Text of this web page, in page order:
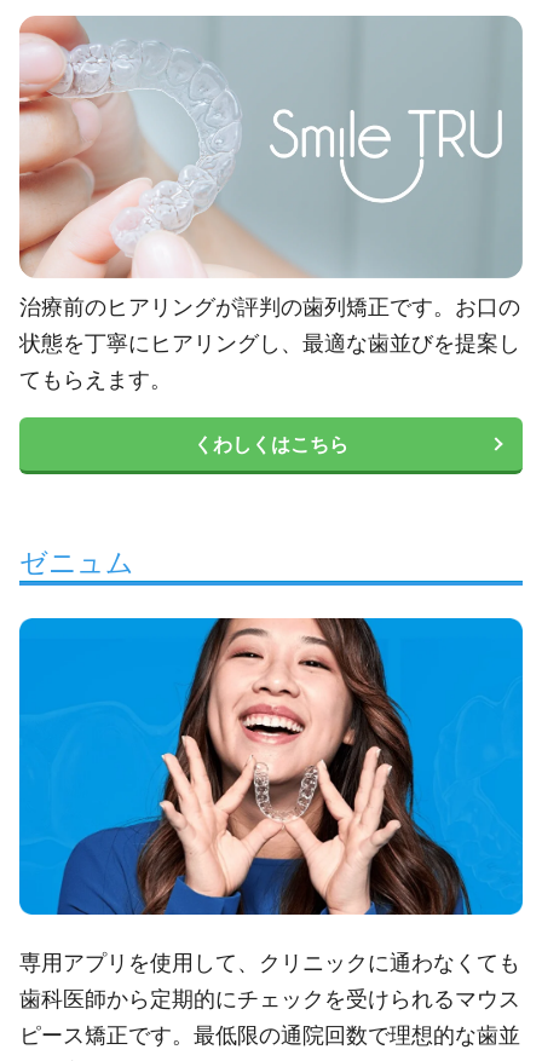
治療前のヒアリングが評判の歯列矯正です。お口の
状態を丁寧にヒアリングし、最適な歯並びを提案し
てもらえます。
くわしくはこちら
ゼニュム
専用アプリを使用して、クリニックに通わなくても
歯科医師から定期的にチェックを受けられるマウス
ピース矯正です。最低限の通院回数で理想的な歯並